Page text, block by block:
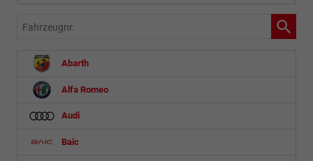
Fahrzeugnr.
Abarth
Alfa Romeo
Audi
Baic